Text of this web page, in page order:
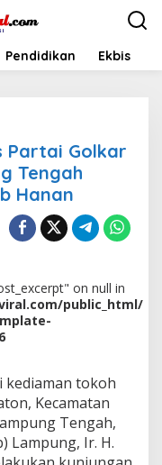
Pendidikan Ekbis
Partai Golkar
Tengah
Hanan
on null in
public_html/
kediaman tokoh
Kecamatan
Tengah,
Lampung, Ir. H.